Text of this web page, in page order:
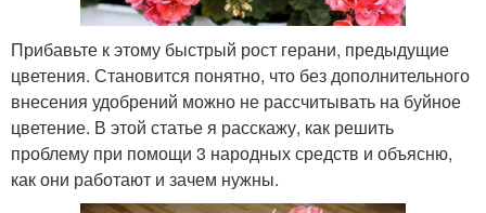
Прибавьте к этому быстрый рост герани, предыдущие
цветения. Становится понятно, что без дополнительного
внесения удобрений можно не рассчитывать на буйное
цветение. В этой статье я расскажу, как решить
проблему при помощи 3 народных средств и объясню,
как они работают и зачем нужны.